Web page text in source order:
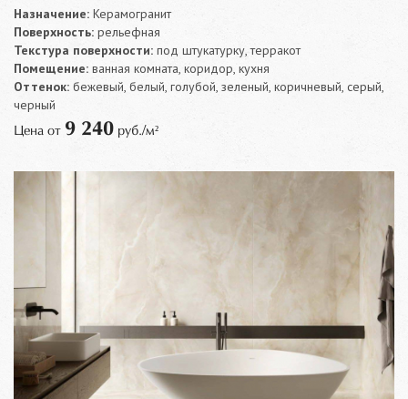
Назначение: Керамогранит
Поверхность: рельефная
Текстура поверхности: под штукатурку, терракот
Помещение: ванная комната, коридор, кухня
Оттенок: бежевый, белый, голубой, зеленый, коричневый, серый,
черный
Цена от 9 240 руб./м²